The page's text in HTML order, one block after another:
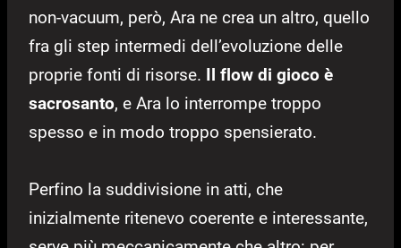
non-vacuum, però, Ara ne crea un altro, quello
fra gli step intermedi dell’evoluzione delle
proprie fonti di risorse. Il flow di gioco è
sacrosanto, e Ara lo interrompe troppo
spesso e in modo troppo spensierato.
Perfino la suddivisione in atti, che
inizialmente ritenevo coerente e interessante,